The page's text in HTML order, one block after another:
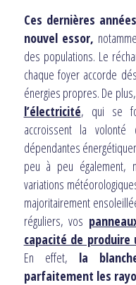
Ces dernières
nouvel essor,
des populations. Le
chaque foyer accorde
énergies propres. De
l’électricité, qui se
accroissent la
dépendantes
peu à peu également,
variations
majoritairement
réguliers, vos
capacité de produire
En effet, la
parfaitement les